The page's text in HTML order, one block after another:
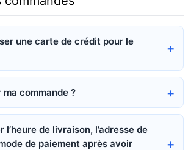
une carte de crédit pour le
commande ?
l’heure de livraison, l’adresse de
de paiement après avoir